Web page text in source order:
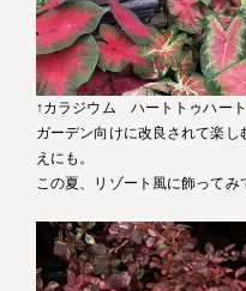
↑カラジウム ハートトゥハート
ガーデン向けに改良されて楽
えにも。
この夏、リゾート風に飾ってみ